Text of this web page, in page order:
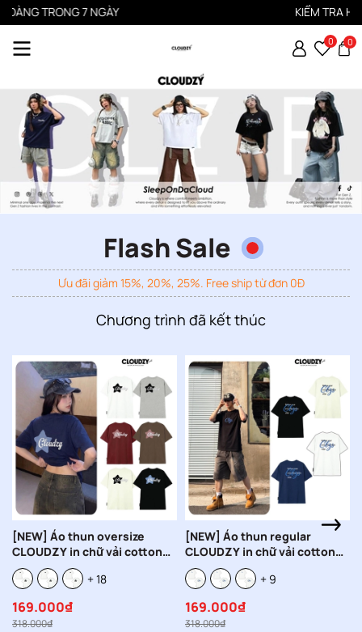
KIỂM TRA HÀNG TRƯỚC KHI
0 0
Flash Sale
Ưu đãi giảm 15%, 20%, 25%. Free ship từ đơn 0Đ
Chương trình đã kết thúc
[NEW] Áo thun oversize
CLOUDZY in chữ vải cotton
100% 250gsm form rộng nam
nữ áo phông regular local
+ 18
169.000₫
318.000₫
[NEW] Áo thun regular
CLOUDZY in chữ vải cotton
100% 250gsm form rộng nam
nữ áo phông oversize local
REFINE
+ 9
169.000₫
318.000₫